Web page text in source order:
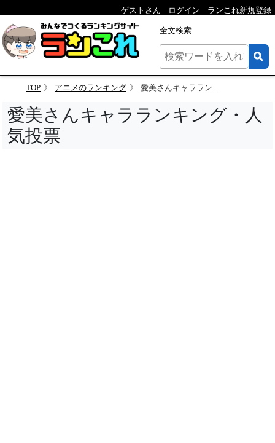
ゲストさん ログイン ランこれ新規登録
全文検索
TOP アニメのランキング 愛美さんキャラランキング・人気投票
愛美さんキャラランキング・人
気投票